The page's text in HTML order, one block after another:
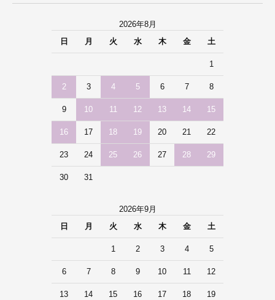
2026年8月
日
月 火 水 木 金 土
1
2 3 4 5 6 7 8
9 10 11 12 13 14 15
16 17 18 19 20 21 22
23 24 25 26 27 28 29
30 31
2026年9月
日
月 火 水 木 金 土
1 2 3 4 5
6 7 8 9 10 11 12
13 14 15 16 17 18 19